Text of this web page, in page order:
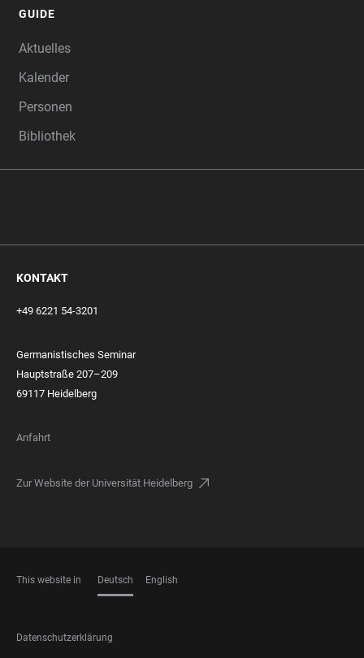
GUIDE
Aktuelles
Kalender
Personen
Bibliothek
KONTAKT
+49 6221 54-3201
Germanistisches Seminar
Hauptstraße 207–209
69117 Heidelberg
Anfahrt
Zur Website der Universität Heidelberg
This website in Deutsch English
FOOTER
Datenschutzerklärung